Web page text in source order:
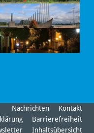
Nachrichten
Kontakt
Barrierefreiheit
Inhaltsübersicht